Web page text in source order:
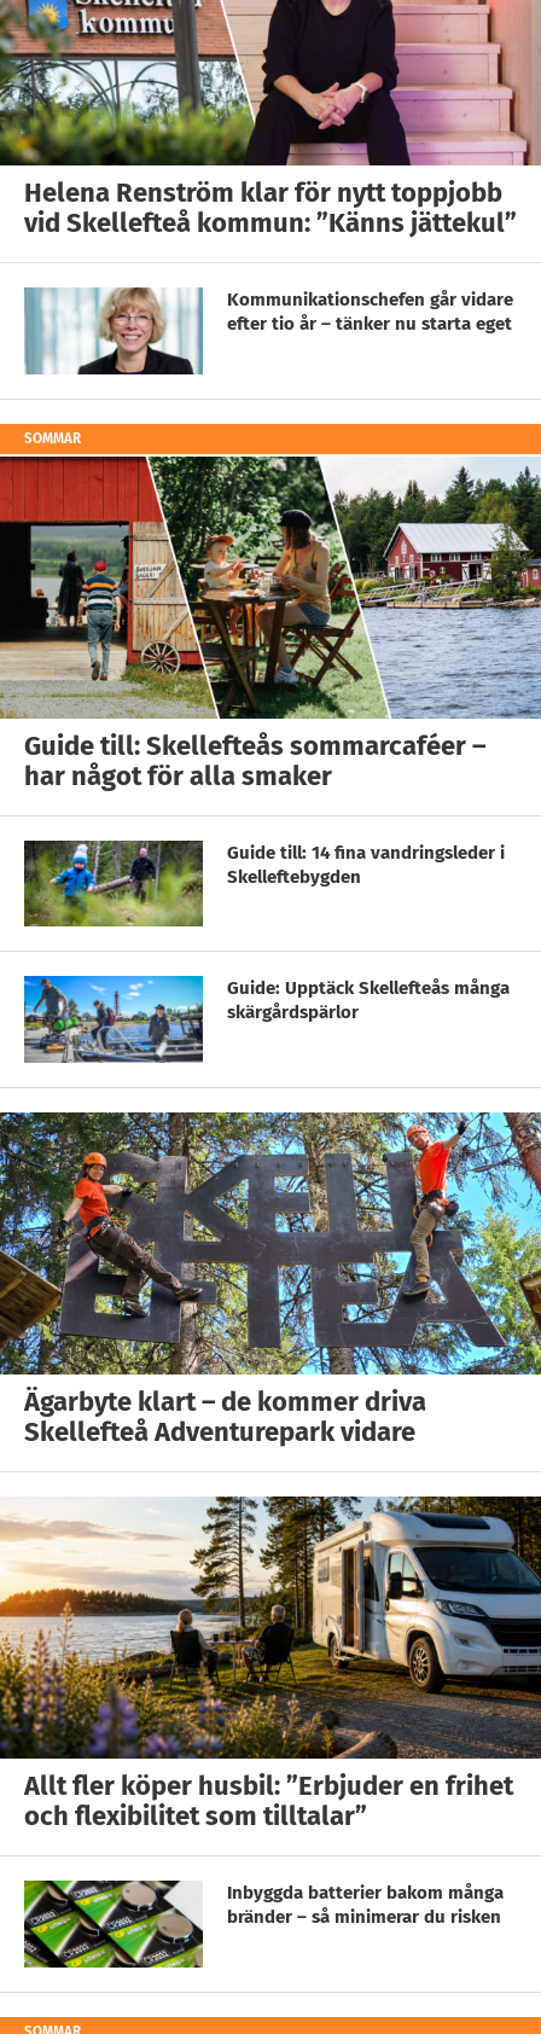
Helena Renström klar för nytt toppjobb
vid Skellefteå kommun: ”Känns jättekul”
Kommunikationschefen går vidare
efter tio år – tänker nu starta eget
SOMMAR
Guide till: Skellefteås sommarcaféer –
har något för alla smaker
Guide till: 14 fina vandringsleder i
Skelleftebygden
Guide: Upptäck Skellefteås många
skärgårdspärlor
Ägarbyte klart – de kommer driva
Skellefteå Adventurepark vidare
Allt fler köper husbil: ”Erbjuder en frihet
och flexibilitet som tilltalar”
Inbyggda batterier bakom många
bränder – så minimerar du risken